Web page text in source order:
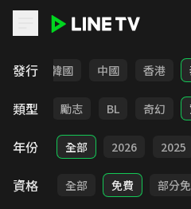
發行
日本 韓國 中國 香港
類型
喜劇 勵志 BL 奇幻
年份 全部 2026 2025
資格 全部 免費 部分